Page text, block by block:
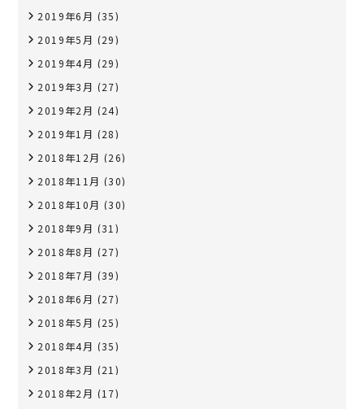
2019年6月 (35)
2019年5月 (29)
2019年4月 (29)
2019年3月 (27)
2019年2月 (24)
2019年1月 (28)
2018年12月 (26)
2018年11月 (30)
2018年10月 (30)
2018年9月 (31)
2018年8月 (27)
2018年7月 (39)
2018年6月 (27)
2018年5月 (25)
2018年4月 (35)
2018年3月 (21)
2018年2月 (17)